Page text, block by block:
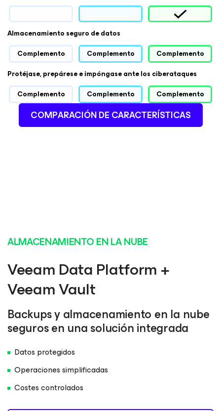
Almacenamiento seguro de datos
Complemento
Complemento
Complemento
Protéjase, prepárese e impóngase ante los ciberataques
Complemento
Complemento Complemento
COMPARACIÓN DE CARACTERÍSTICAS
ALMACENAMIENTO EN LA NUBE
Veeam Data Platform +
Veeam Vault
Backups y almacenamiento en la nube
seguros en una solución integrada
Datos protegidos
Operaciones simplificadas
Costes controlados